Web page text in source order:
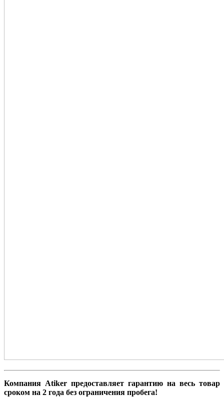
Компания Atiker предоставляет гарантию на весь товар
сроком на 2 года без ограничения пробега!